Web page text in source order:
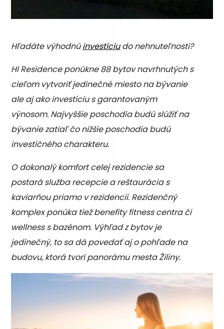
Hľadáte výhodnúinvestíciudo nehnuteľnosti?
HI Residence ponúkne 88 bytov navrhnutých s
cieľom vytvoriť jedinečné miesto na bývanie
ale aj ako investíciu s garantovaným
výnosom. Najvyššie poschodia budú slúžiť na
bývanie zatiaľ čo nižšie poschodia budú
investičného charakteru.
O dokonalý komfort celej rezidencie sa
postará služba recepcie a reštaurácia s
kaviarňou priamo v rezidencii. Rezidenčný
komplex ponúka tiež benefity fitness centra či
wellness s bazénom. Výhľad z bytov je
jedinečný, to sa dá povedať aj o pohľade na
budovu, ktorá tvorí panorámu mesta Žiliny.